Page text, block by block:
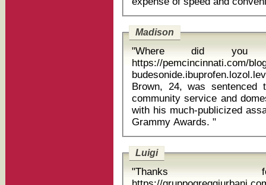
Madison
"Where did you
https://pemcincinnati.com/
Brown, 24, was
community service and
with his much-publicized
Grammy Awards. "
Luigi
"Thanks